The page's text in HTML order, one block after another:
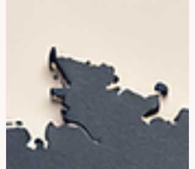
أمام الطلاب فرصاً حقيقية للدراسة والنمو
والنجاح. بالنسبة لكثير من الطلاب في آسيا
والعالم العربي وأفريقيا ومناطق أخرى، تمثل
أوروبا وجهة تعليمية